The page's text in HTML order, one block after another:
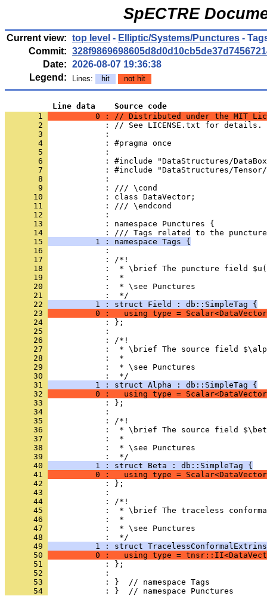
SpECTRE
Current view: top level - Elliptic/Systems/Punctures -
Commit:
Date: 2026-08-07 19:36:38
Legend:
Lines: hit not hit
          Line data    Source code
       1
0 : // Distributed under the MIT
       2
            : // See LICENSE.txt for details.
       3
            :
       4
            : #pragma once
       5
            :
       6
: #include "DataStructures/
       7
: #include "DataStructures/
       8
            :
       9
            : /// \cond
      10
            : class DataVector;
      11
            : /// \endcond
      12
            :
      13
            : namespace Punctures {
      14
: /// Tags related to the
      15
          1 : namespace Tags {
      16
            :
      17
            : /*!
      18
:  * \brief The puncture field
      19
            :  *
      20
            :  * \see Punctures
      21
            :  */
      22
          1 : struct Field : db::SimpleTag {
      23
0 :   using type =
      24
            : };
      25
            :
      26
            : /*!
      27
:  * \brief The source field
      28
            :  *
      29
            :  * \see Punctures
      30
            :  */
      31
          1 : struct Alpha : db::SimpleTag {
      32
0 :   using type =
      33
            : };
      34
            :
      35
            : /*!
      36
:  * \brief The source field
      37
            :  *
      38
            :  * \see Punctures
      39
            :  */
      40
          1 : struct Beta : db::SimpleTag {
      41
0 :   using type =
      42
            : };
      43
            :
      44
            : /*!
      45
:  * \brief The traceless
      46
            :  *
      47
            :  * \see Punctures
      48
            :  */
      49
1 : struct
      50
0 :   using type =
      51
            : };
      52
            :
      53
            : }  // namespace Tags
      54
            : }  // namespace Punctures